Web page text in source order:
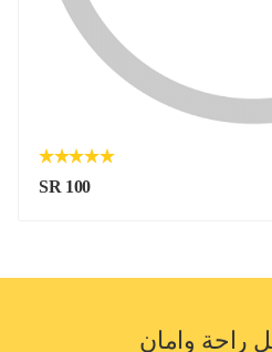
SR 100
راحة وامان